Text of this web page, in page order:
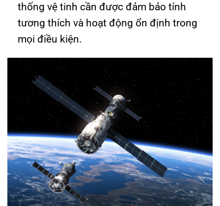
thống vệ tinh cần được đảm bảo tính
tương thích và hoạt động ổn định trong
mọi điều kiện.